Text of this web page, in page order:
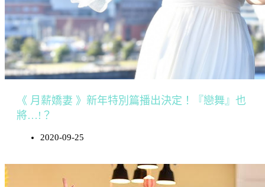
《 月薪嬌妻 》新年特別篇播出決定！『戀舞』也
將…!？
2020-09-25